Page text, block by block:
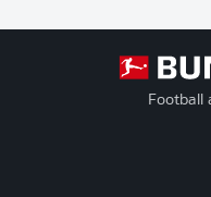
Football